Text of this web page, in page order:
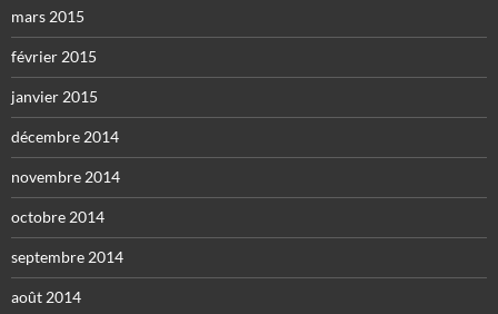
mars 2015
février 2015
janvier 2015
décembre 2014
novembre 2014
octobre 2014
septembre 2014
août 2014